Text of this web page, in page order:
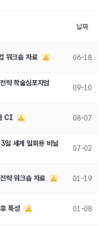
날짜
워크숍 자료 06-18
략 학술심포지엄
09-10
CI 08-07
일 세계 일회용 비닐
07-02
략 워크숍 자료 01-19
특성 01-08